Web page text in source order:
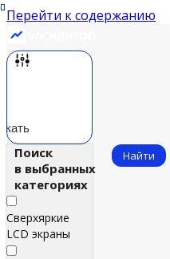
Перейти к содержанию
Поиск
в выбранных
категориях
Сверхяркие
LCD экраны
Найти